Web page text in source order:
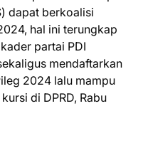
dapat berkoalisi
hal ini terungkap
partai PDI
mendaftarkan
2024 lalu mampu
di DPRD, Rabu